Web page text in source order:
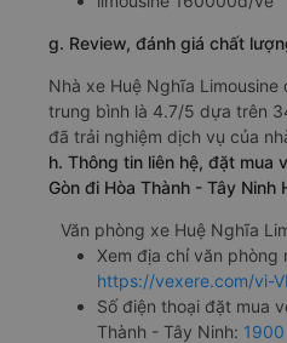
g. Review, đánh giá chất
Nhà xe Huệ Nghĩa
trung bình là 4.7/5 dựa trên
đã trải nghiệm dịch vụ của
h. Thông tin liên hệ, đặt mua
Gòn đi Hòa Thành - Tây Ninh
Văn phòng xe Huệ Nghĩa
Xem địa chỉ văn phòng
https://vexere.com/vi-
Số điện thoại đặt mua
Thành - Tây Ninh: